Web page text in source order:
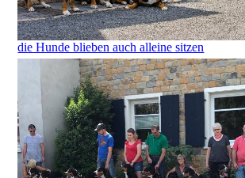
die Hunde blieben auch alleine sitzen